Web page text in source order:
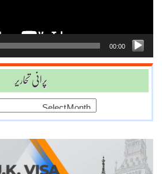
00:00
پرانی تحاریر